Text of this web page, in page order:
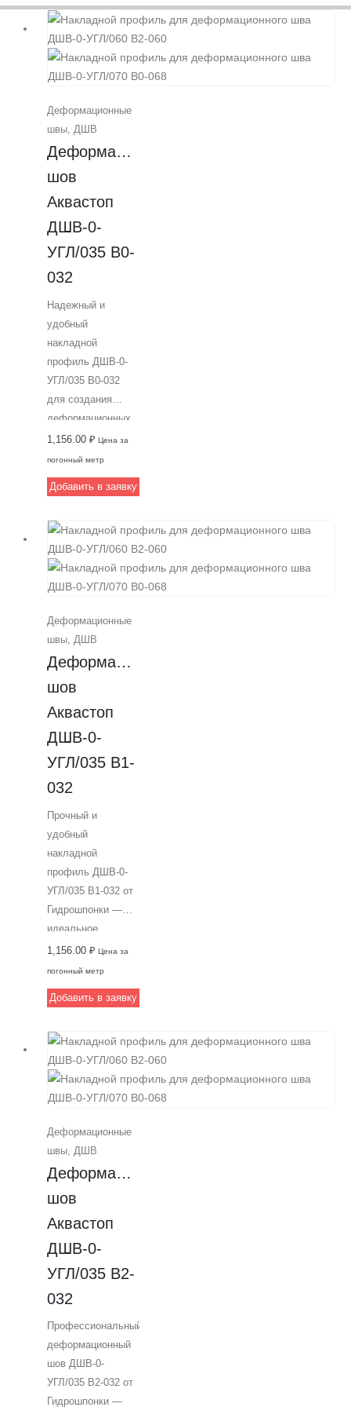
Деформационные
швы, ДШВ
Деформационный
шов
Аквастоп
ДШВ-0-
УГЛ/035 В0-
032
Надежный и
удобный
накладной
профиль ДШВ-0-
УГЛ/035 В0-032
для создания
деформационных
швов шириной 35
мм в торговых и
Изготовлен из
закладной монтаж
и легко
монтируется под
финишное
компании Аквастоп
—
профессиональный
выбор для вашего
1,156.00 ₽ Цена за
погонный метр
Добавить в заявку
Деформационные
швы, ДШВ
Деформационный
шов
Аквастоп
ДШВ-0-
УГЛ/035 В1-
032
Прочный и
удобный
накладной
профиль ДШВ-0-
УГЛ/035 В1-032 от
Гидрошпонки —
идеальное
решение для
создания
швов в зданиях с
проходимостью.
Изготовлен из
прочного
алюминиевого
закладной монтаж
и предназначен
для швов шириной
эстетичный вид и
защиту от
повреждений под
покрытием.
Идеально
подходит для
коммерческих
объектов, ТЦ и
БЦ. От компании
1,156.00 ₽ Цена за
погонный метр
Добавить в заявку
Деформационные
швы ДШВ
Деформационный
шов
Аквастоп
ДШВ-0-
УГЛ/035 В2-
032
Профессиональный
деформационный
шов ДШВ-0-
УГЛ/035 В2-032 от
Гидрошпонки —